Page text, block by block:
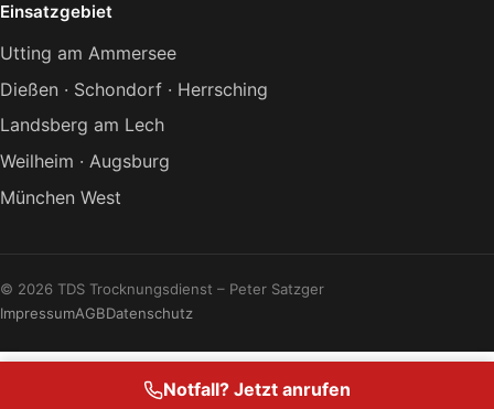
Einsatzgebiet
Utting am Ammersee
Dießen · Schondorf · Herrsching
Landsberg am Lech
Weilheim · Augsburg
München West
© 2026 TDS Trocknungsdienst – Peter Satzger
ImpressumAGBDatenschutz
Notfall? Jetzt anrufen